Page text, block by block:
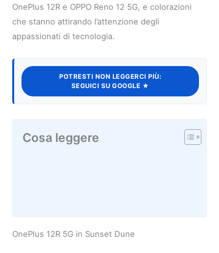
OnePlus 12R e OPPO Reno 12 5G, e colorazioni
che stanno attirando l’attenzione degli
appassionati di tecnologia.
POTRESTI NON LEGGERCI PIÙ:
SEGUICI SU GOOGLE ★
Cosa leggere
OnePlus 12R 5G in Sunset Dune